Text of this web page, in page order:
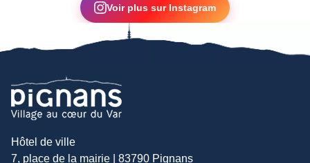
Voir plus sur Instagram
Hôtel de ville
7, place de la mairie | 83790 Pignans